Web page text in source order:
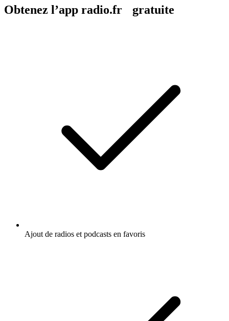
Obtenez l’app radio.fr gratuite
Ajout de radios et podcasts en favoris